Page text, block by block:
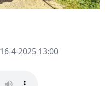
16-4-2025 13:00